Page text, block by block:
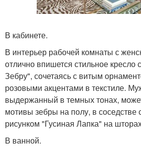
В кабинете.
В интерьер рабочей комнаты с
отлично впишется стильное кресло
Зебру", сочетаясь с витым
розовыми акцентами в текстиле.
выдержанный в темных тонах,
мотивы зебры на полу, в соседстве
рисунком "Гусиная Лапка" на
В ванной.